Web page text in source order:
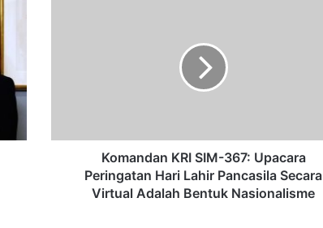
Komandan KRI SIM-367: Upacara
Peringatan Hari Lahir Pancasila Secara
Virtual Adalah Bentuk Nasionalisme